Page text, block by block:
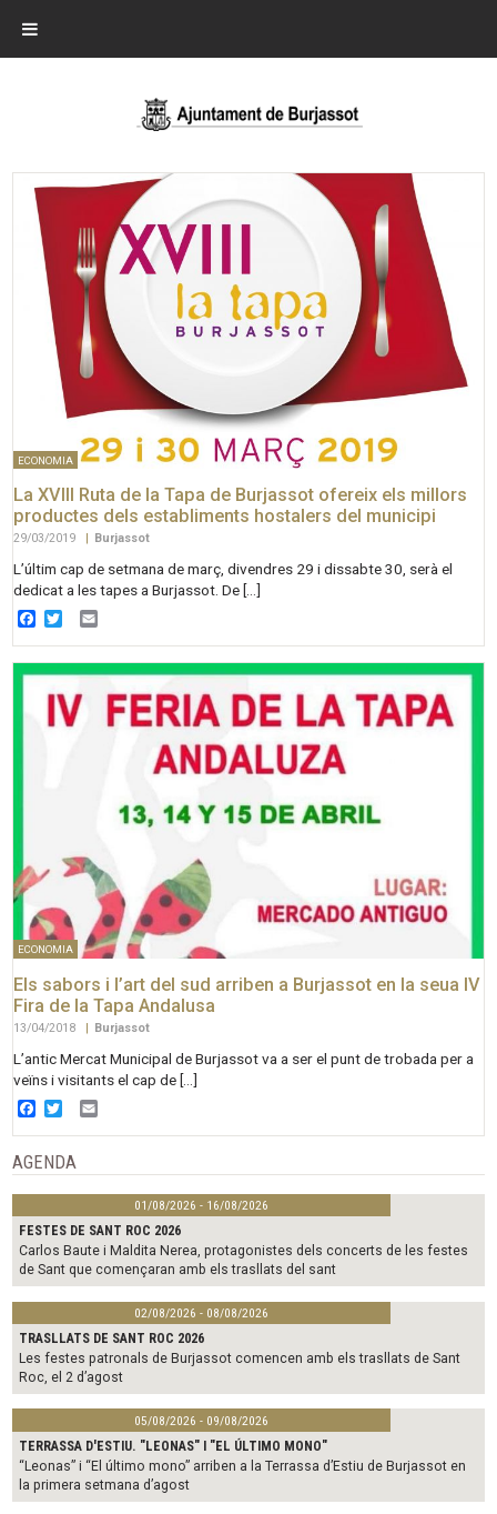
ECONOMIA
La XVIII Ruta de la Tapa de Burjassot ofereix els millors
productes dels establiments hostalers del municipi
29/03/2019 Burjassot
L’últim cap de setmana de març, divendres 29 i dissabte 30, serà el
dedicat a les tapes a Burjassot. De […]
Facebook
Twitter
ECONOMIA
Els sabors i l’art del sud arriben a Burjassot en la seua IV
Fira de la Tapa Andalusa
13/04/2018 | Burjassot
L’antic Mercat Municipal de Burjassot va a ser el punt de trobada per a
veïns i visitants el cap de […]
Facebook
Twitter
AGENDA
01/08/2026 - 16/08/2026
FESTES DE SANT ROC 2026
Carlos Baute i Maldita Nerea, protagonistes dels concerts de les festes
de Sant que començaran amb els trasllats del sant
02/08/2026 - 08/08/2026
TRASLLATS DE SANT ROC 2026
Les festes patronals de Burjassot comencen amb els trasllats de Sant
Roc, el 2 d’agost
05/08/2026 - 09/08/2026
TERRASSA D'ESTIU. "LEONAS" I "EL ÚLTIMO MONO"
“Leonas” i “El último mono” arriben a la Terrassa d’Estiu de Burjassot en
la primera setmana d’agost